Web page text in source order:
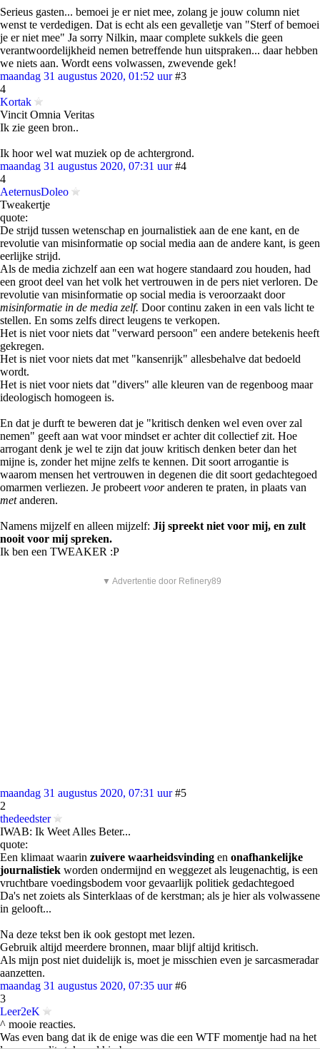
Serieus gasten... bemoei je er niet mee, zolang je jouw column niet
wenst te verdedigen. Dat is echt als een gevalletje van "Sterf of bemoei
je er niet mee" Ja sorry Nilkin, maar complete sukkels die geen
verantwoordelijkheid nemen betreffende hun uitspraken... daar hebben
we niets aan. Wordt eens volwassen, zwevende gek!
maandag 31 augustus 2020, 01:52 uur #3
4
Kortak
Vincit Omnia Veritas
Ik zie geen bron..
Ik hoor wel wat muziek op de achtergrond.
maandag 31 augustus 2020, 07:31 uur #4
4
AeternusDoleo
Tweakertje
quote:
De strijd tussen wetenschap en journalistiek aan de ene kant, en de
revolutie van misinformatie op social media aan de andere kant, is geen
eerlijke strijd.
Als de media zichzelf aan een wat hogere standaard zou houden, had
een groot deel van het volk het vertrouwen in de pers niet verloren. De
revolutie van misinformatie op social media is veroorzaakt door
misinformatie in de media zelf. Door continu zaken in een vals licht te
stellen. En soms zelfs direct leugens te verkopen.
Het is niet voor niets dat "verward persoon" een andere betekenis heeft
gekregen.
Het is niet voor niets dat met "kansenrijk" allesbehalve dat bedoeld
wordt.
Het is niet voor niets dat "divers" alle kleuren van de regenboog maar
ideologisch homogeen is.
En dat je durft te beweren dat je "kritisch denken wel even over zal
nemen" geeft aan wat voor mindset er achter dit collectief zit. Hoe
arrogant denk je wel te zijn dat jouw kritisch denken beter dan het
mijne is, zonder het mijne zelfs te kennen. Dit soort arrogantie is
waarom mensen het vertrouwen in degenen die dit soort gedachtegoed
omarmen verliezen. Je probeert vooranderen te praten, in plaats van
metanderen.
Namens mijzelf en alleen mijzelf: Jij spreekt niet voor mij, en zult
nooit voor mij spreken.
Ik ben een TWEAKER :P
▼ Advertentie door Refinery89
maandag 31 augustus 2020, 07:31 uur #5
2
thedeedster
IWAB: Ik Weet Alles Beter...
quote:
Een klimaat waarin zuivere waarheidsvinding en onafhankelijke
journalistiek worden ondermijnd en weggezet als leugenachtig, is een
vruchtbare voedingsbodem voor gevaarlijk politiek gedachtegoed
Da's net zoiets als Sinterklaas of de kerstman; als je hier als volwassene
in gelooft...
Na deze tekst ben ik ook gestopt met lezen.
Gebruik altijd meerdere bronnen, maar blijf altijd kritisch.
Als mijn post niet duidelijk is, moet je misschien even je sarcasmeradar
aanzetten.
maandag 31 augustus 2020, 07:35 uur #6
3
Leer2eK
^ mooie reacties.
Was even bang dat ik de enige was die een WTF momentje had na het
lezen van dit stuk prul hierboven.